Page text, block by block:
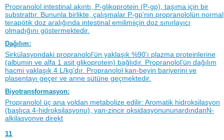
Propranolol intestinal akıntı, P-glikoprotein (P-gp), taşıma için bir
substrattır. Bununla birlikte, çalışmalar P-gp'nin propranololün normal
terapötik doz aralığında intestinal emilimiiçin doz sınırlayıcı
olmadığını göstermektedir.
Dağılım:
Sirkülasyondaki propranolol'ün yaklaşık %90'ı plazma proteinlerine
(albumin ve alfa 1 asit glikoprotein) bağlıdır. Propranolol'ün dağılım
hacmi yaklaşık 4 L/kg'dır. Propranolol kan-beyin bariyerini ve
plasentayı geçer ve anne sütüne geçmektedir.
Biyotransformasyon:
Propranolol üç ana yoldan metabolize edilir: Aromatik hidroksilasyon
(başlıca 4-hidroksilasyonu), yan-zincir oksidasyonununardındanN-
alkilasyonve direkt
11